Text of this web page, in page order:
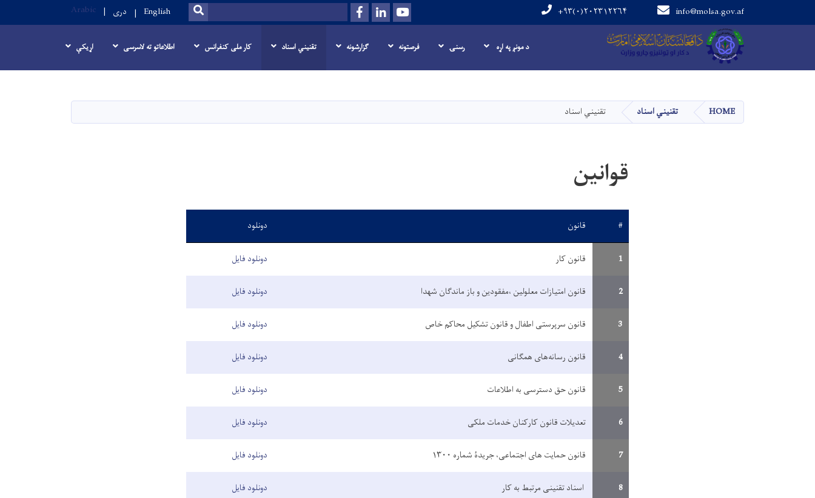
info@molsa.gov.af +۹۳(۰)۲۰۲۳۱۲۲۶۴ Youtube
LinkedIn
Facebook
Search
SEARCH
English دری Arabic
Main navigation
د مونږ په اړه رسنۍ فرصتونه گزارشونه تقنیني اسناد کار ملی کنفرانس اطلاعاتو ته لاسرسی اړیکې
HOME تقنیني اسناد تقنیني اسناد
قوانین
# قانون دونلود
1 قانون کار دونلود فایل
2 قانون امتیازات معلولین ،مفقودین و باز ماندگان شهدا دونلود فایل
3 قانون سرپرستی اطفال و قانون تشکیل محاکم خاص دونلود فایل
4 قانون رسانه‌های همگانی دونلود فایل
5 قانون حق دسترسی به اطلاعات دونلود فایل
6 تعدیلات قانون کارکنان خدمات ملکی دونلود فایل
7 قانون حمایت های اجتماعی، جریدۀ شماره ۱۳۰۰ دونلود فایل
8 اسناد تقنینی مرتبط به کار دونلود فایل